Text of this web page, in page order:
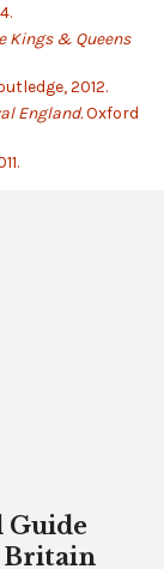
Kings & Queens
2012.
England.Oxford
Guide
Britain